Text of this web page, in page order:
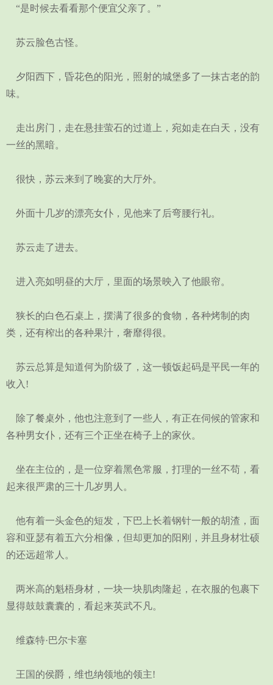
“是时候去看看那个便宜父亲了。”
苏云脸色古怪。
夕阳西下，昏花色的阳光，照射的城堡多了一抹古老的韵
味。
走出房门，走在悬挂萤石的过道上，宛如走在白天，没有
一丝的黑暗。
很快，苏云来到了晚宴的大厅外。
外面十几岁的漂亮女仆，见他来了后弯腰行礼。
苏云走了进去。
进入亮如明昼的大厅，里面的场景映入了他眼帘。
狭长的白色石桌上，摆满了很多的食物，各种烤制的肉
类，还有榨出的各种果汁，奢靡得很。
苏云总算是知道何为阶级了，这一顿饭起码是平民一年的
收入!
除了餐桌外，他也注意到了一些人，有正在伺候的管家和
各种男女仆，还有三个正坐在椅子上的家伙。
坐在主位的，是一位穿着黑色常服，打理的一丝不苟，看
起来很严肃的三十几岁男人。
他有着一头金色的短发，下巴上长着钢针一般的胡渣，面
容和亚瑟有着五六分相像，但却更加的阳刚，并且身材壮硕
的还远超常人。
两米高的魁梧身材，一块一块肌肉隆起，在衣服的包裹下
显得鼓鼓囊囊的，看起来英武不凡。
维森特·巴尔卡塞
王国的侯爵，维也纳领地的领主!